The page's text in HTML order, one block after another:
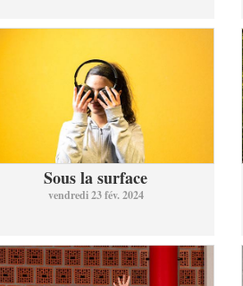
Sous la surface
vendredi 23 fév. 2024